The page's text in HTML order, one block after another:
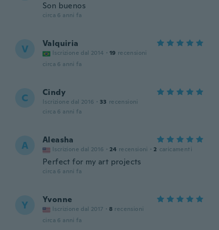
Son buenos
circa 6 anni fa
V Valquiria
Iscrizione dal 2014 · 19 recensioni
circa 6 anni fa
C Cindy
Iscrizione dal 2016 · 33 recensioni
circa 6 anni fa
A Aleasha
Iscrizione dal 2016 · 24 recensioni · 2 caricamenti
Perfect for my art projects
circa 6 anni fa
Y Yvonne
Iscrizione dal 2017 · 8 recensioni
circa 6 anni fa